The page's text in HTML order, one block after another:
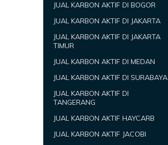
JUAL KARBON AKTIF DI BOGOR
JUAL KARBON AKTIF DI JAKARTA
JUAL KARBON AKTIF DI JAKARTA
TIMUR
JUAL KARBON AKTIF DI MEDAN
JUAL KARBON AKTIF DI SURABAYA
JUAL KARBON AKTIF DI
TANGERANG
JUAL KARBON AKTIF HAYCARB
JUAL KARBON AKTIF JACOBI